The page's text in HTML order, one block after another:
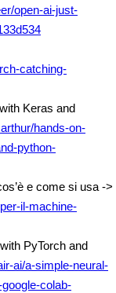
open-ai-just-
catching-
Keras and
hands-on-
python-
e come si usa ->
il-machine-
PyTorch and
ai/a-simple-neural-
colab-